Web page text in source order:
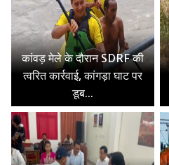
कांवड़ मेले के दौरान SDRF की
त्वरित कार्रवाई, कांगड़ा घाट पर
डूब...